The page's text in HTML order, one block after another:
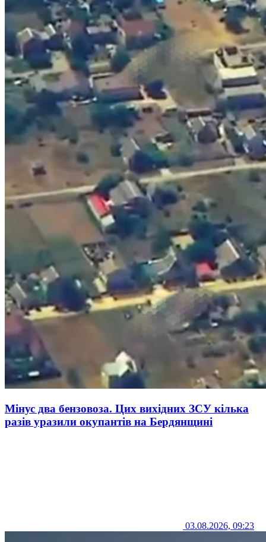
Мінус два бензовоза. Цих вихідних ЗСУ кілька
разів уразили окупантів на Бердянщині
03.08.2026, 09:23